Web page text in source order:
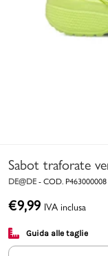
Marchi
Sabot traforate
DE@DE - COD. P463000008
€9,99 IVA inclusa
Guida alle taglie